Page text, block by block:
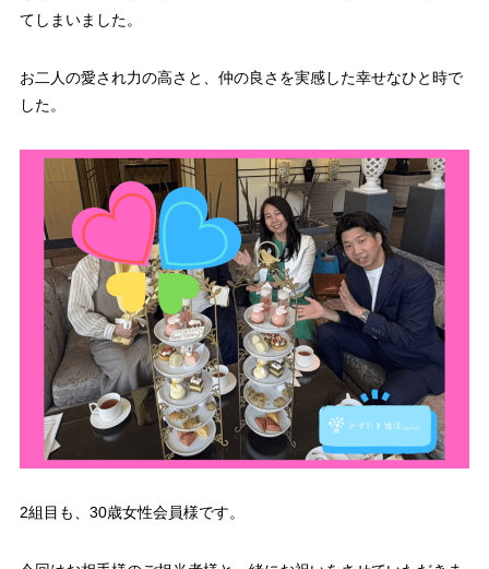
てしまいました。
お二人の愛され力の高さと、仲の良さを実感した幸せなひと時で
した。
2組目も、30歳女性会員様です。